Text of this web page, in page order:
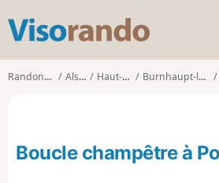
s
o
o
Randonnées Alsace Haut-Rhin Burnhaupt-le-Haut
Boucle champêtre à